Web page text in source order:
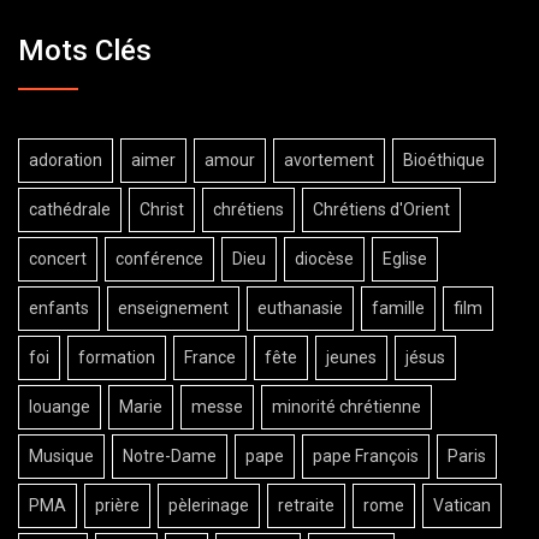
Mots Clés
adoration aimer amour avortement Bioéthique
cathédrale Christ chrétiens Chrétiens d'Orient
concert conférence Dieu diocèse Eglise
enfants enseignement euthanasie famille film
foi formation France fête jeunes jésus
louange Marie messe minorité chrétienne
Musique Notre-Dame pape pape François Paris
PMA prière pèlerinage retraite rome Vatican